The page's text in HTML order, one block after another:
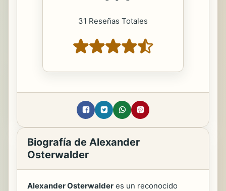
31 Reseñas Totales
Biografía de Alexander
Osterwalder
Alexander Osterwalder es un reconocido